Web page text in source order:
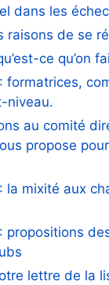
dans les
raisons de se
ce qu’on
formatrices,
niveau.
au comité
propose
la mixité aux
propositions
lettre de la